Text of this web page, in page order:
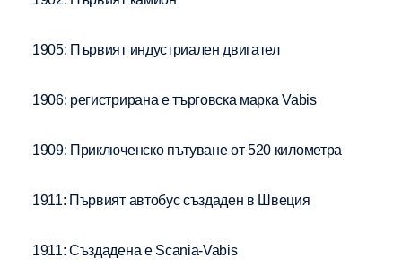
1905: Първият индустриален двигател
1906: регистрирана е търговска марка Vabis
1909: Приключенско пътуване от 520 километра
1911: Първият автобус създаден в Швеция
1911: Създадена е Scania-Vabis